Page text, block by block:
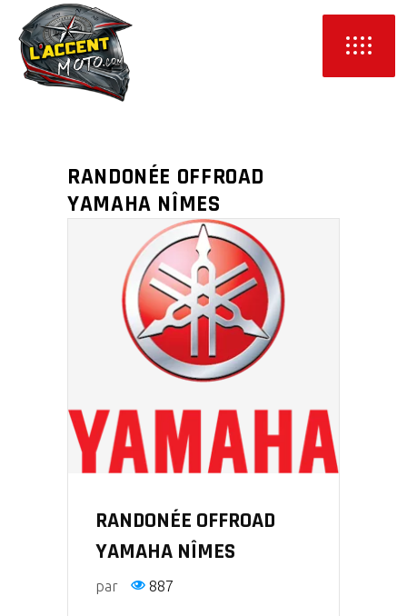
RANDONÉE OFFROAD
YAMAHA NÎMES
RANDONÉE OFFROAD
YAMAHA NÎMES
par 887